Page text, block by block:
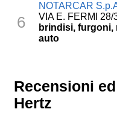
6
NOTARCAR
VIA E. FERMI
brindisi, furgoni,
auto
Recensioni
Hertz